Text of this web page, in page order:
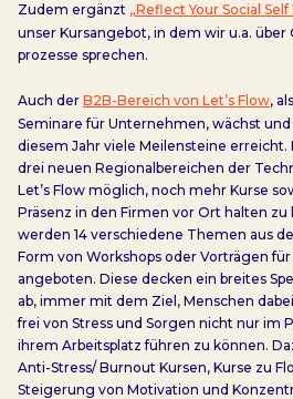
Zudem ergänzt „Reflect Your Social
unser Kursangebot, in dem wir u.a.
prozesse sprechen.
Auch der B2B-Bereich von Let’s Flow,
Seminare für Unternehmen, wächst
diesem Jahr viele Meilensteine erreicht.
drei neuen Regionalbereichen der
Let’s Flow möglich, noch mehr Kurse
Präsenz in den Firmen vor Ort halten
werden 14 verschiedene Themen aus
Form von Workshops oder Vorträgen
angeboten. Diese decken ein breites
ab, immer mit dem Ziel, Menschen
frei von Stress und Sorgen nicht nur im
ihrem Arbeitsplatz führen zu können.
Anti-Stress/ Burnout Kursen, Kurse zu
Steigerung von Motivation und